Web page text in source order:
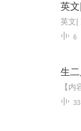
英
6
生
33